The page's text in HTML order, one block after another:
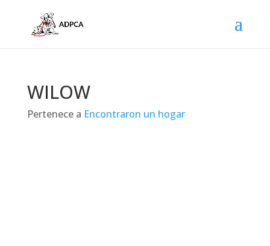
WILOW
Pertenece a Encontraron un hogar